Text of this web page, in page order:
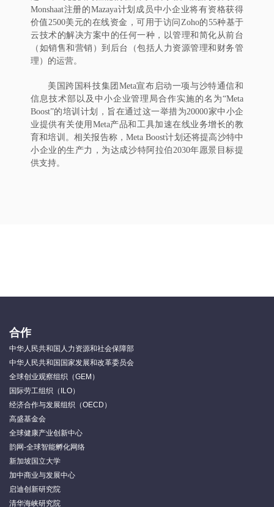
Monshaat注册的Mazaya计划成员中小企业将有资格获得
价值2500美元的在线资金，可用于访问Zoho的55种基于
云技术的解决方案中的任何一种，以管理和简化从前台
（如销售和营销）到后台（包括人力资源管理和财务管
理）的运营。
美国跨国科技集团Meta宣布启动一项与沙特通信和
信息技术部以及中小企业管理局合作实施的名为“Meta
Boost”的培训计划，旨在通过这一举措为20000家中小企
业提供有关使用Meta产品和工具加速在线业务增长的教
育和培训。相关报告称，Meta Boost计划还将提高沙特中
小企业的生产力，为达成沙特阿拉伯2030年愿景目标提
供支持。
合作
中华人民共和国人力资源和社会保障部
中华人民共和国国家发展和改革委员会
全球创业观察组织（GEM）
国际劳工组织（ILO）
经济合作与发展组织（OECD）
高盛基金会
全球健康产业创新中心
韵网-全球智能孵化网络
新加坡国立大学
加中商业与发展中心
启迪创新研究院
清华海峡研究院